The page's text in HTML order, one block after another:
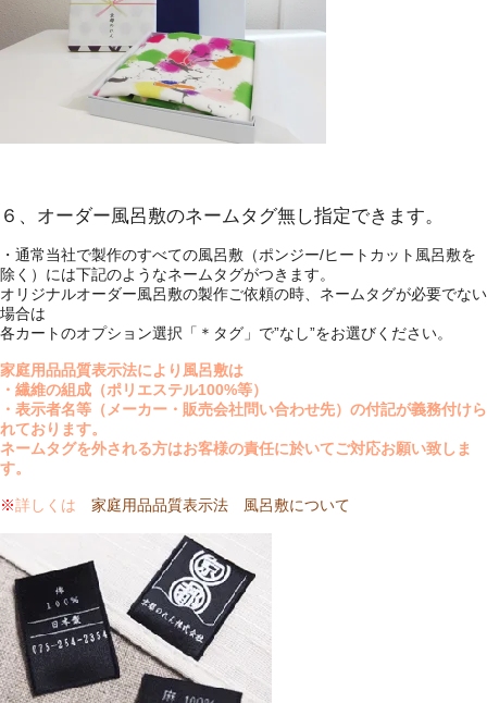
６、オーダー風呂敷のネームタグ無し指定できます。
・通常当社で製作のすべての風呂敷（ポンジー/ヒートカット風呂敷を
除く）には下記のようなネームタグがつきます。
オリジナルオーダー風呂敷の製作ご依頼の時、ネームタグが必要でない
場合は
各カートのオプション選択「＊タグ」で”なし”をお選びください。
家庭用品品質表示法により風呂敷は
・繊維の組成（ポリエステル100%等）
・表示者名等（メーカー・販売会社問い合わせ先）の付記が義務付けら
れております。
ネームタグを外される方はお客様の責任に於いてご対応お願い致しま
す。
※詳しくは 家庭用品品質表示法 風呂敷について